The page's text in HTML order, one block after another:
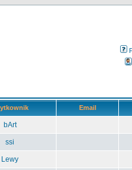
Email
bArt
ssi
Lewy